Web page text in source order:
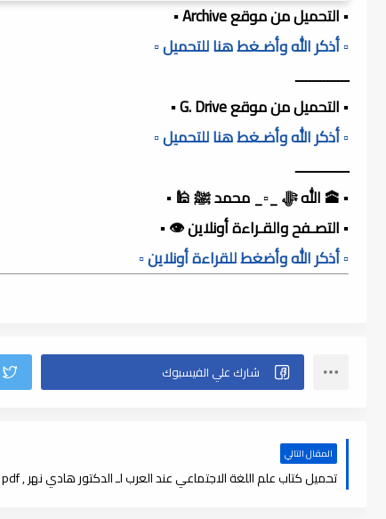
▪️ التحميل من موقع Archive ▪️
▫️ أذكر الله وأضـغط هنا للتحميل ▫️
ـــــــــــــــ
▪️ التحميل من موقع G. Drive ▪️
▫️ أذكر الله وأضـغط هنا للتحميل ▫️
ـــــــــــــــ
▪️ 🕋 الله ﷻ _▫️_ محمد ﷺ 🕌 ▪️
▪️ التصـفح والقـراءة أونلاين 👁️ ▪️
▫️ أذكر الله وأضغط للقراءة أونلاين ▫️
المقال التالي
تحميل كتاب علم اللغة الاجتماعي عند العرب لـ الدكتور هادي نهر , pdf